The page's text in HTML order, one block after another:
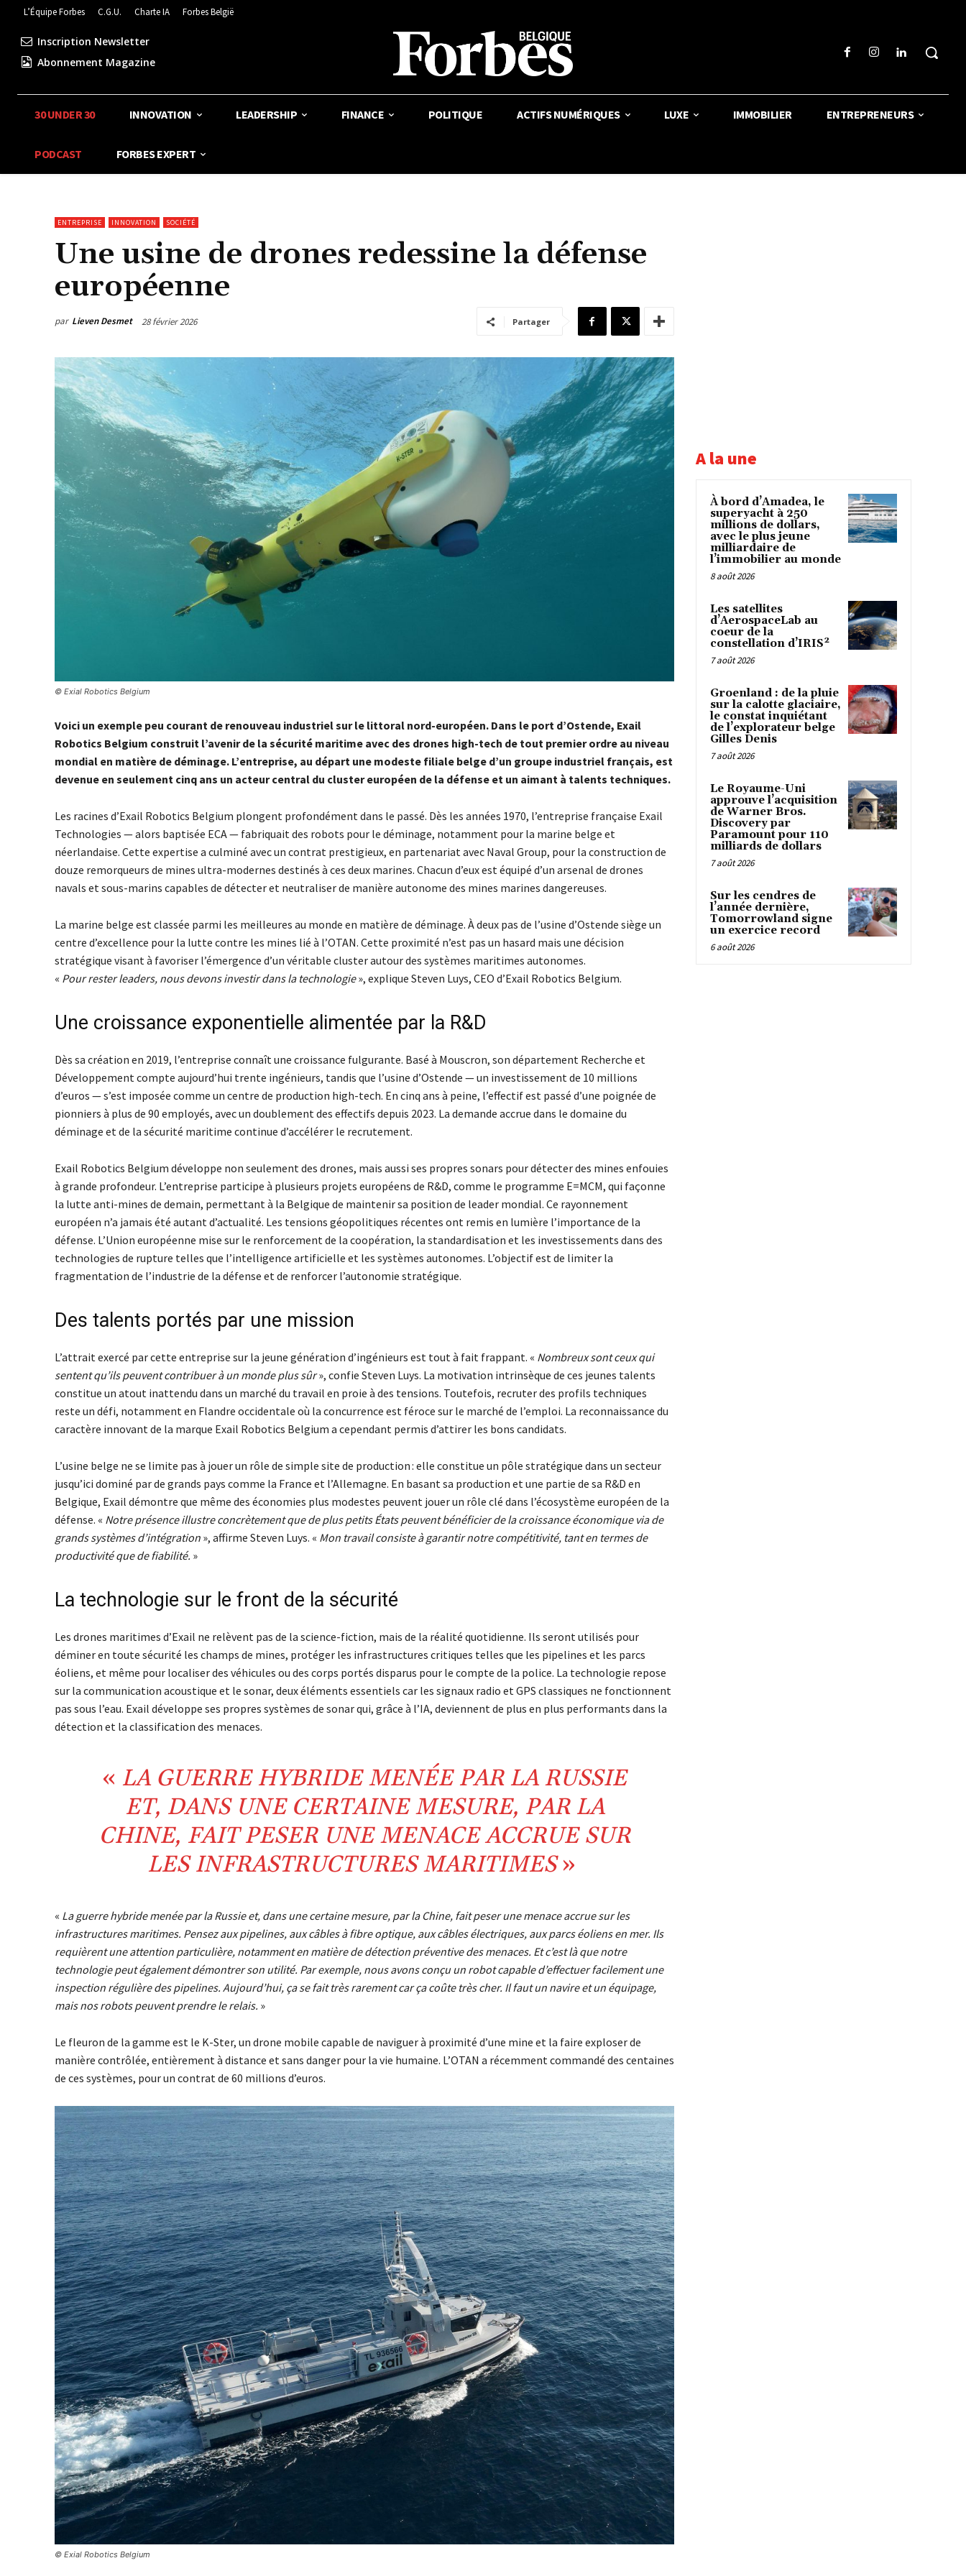
L’Équipe Forbes C.G.U. Charte IA Forbes België
Inscription Newsletter
Abonnement Magazine
30 UNDER 30 INNOVATION LEADERSHIP FINANCE POLITIQUE ACTIFS NUMÉRIQUES LUXE IMMOBILIER ENTREPRENEURS
PODCAST FORBES EXPERT
ENTREPRISE INNOVATION SOCIÉTÉ
Une usine de drones redessine la défense
européenne
par Lieven Desmet 28 février 2026 Partager
© Exial Robotics Belgium
Voici un exemple peu courant de renouveau industriel sur le littoral nord-européen. Dans le port d’Ostende, Exail
Robotics Belgium construit l’avenir de la sécurité maritime avec des drones high-tech de tout premier ordre au niveau
mondial en matière de déminage. L’entreprise, au départ une modeste filiale belge d’un groupe industriel français, est
devenue en seulement cinq ans un acteur central du cluster européen de la défense et un aimant à talents techniques.
Les racines d’Exail Robotics Belgium plongent profondément dans le passé. Dès les années 1970, l’entreprise française Exail
Technologies — alors baptisée ECA — fabriquait des robots pour le déminage, notamment pour la marine belge et
néerlandaise. Cette expertise a culminé avec un contrat prestigieux, en partenariat avec Naval Group, pour la construction de
douze remorqueurs de mines ultra-modernes destinés à ces deux marines. Chacun d’eux est équipé d’un arsenal de drones
navals et sous-marins capables de détecter et neutraliser de manière autonome des mines marines dangereuses.
La marine belge est classée parmi les meilleures au monde en matière de déminage. À deux pas de l’usine d’Ostende siège un
centre d’excellence pour la lutte contre les mines lié à l’OTAN. Cette proximité n’est pas un hasard mais une décision
stratégique visant à favoriser l’émergence d’un véritable cluster autour des systèmes maritimes autonomes.
« Pour rester leaders, nous devons investir dans la technologie», explique Steven Luys, CEO d’Exail Robotics Belgium.
Une croissance exponentielle alimentée par la R&D
Dès sa création en 2019, l’entreprise connaît une croissance fulgurante. Basé à Mouscron, son département Recherche et
Développement compte aujourd’hui trente ingénieurs, tandis que l’usine d’Ostende — un investissement de 10 millions
d’euros — s’est imposée comme un centre de production high-tech. En cinq ans à peine, l’effectif est passé d’une poignée de
pionniers à plus de 90 employés, avec un doublement des effectifs depuis 2023. La demande accrue dans le domaine du
déminage et de la sécurité maritime continue d’accélérer le recrutement.
Exail Robotics Belgium développe non seulement des drones, mais aussi ses propres sonars pour détecter des mines enfouies
à grande profondeur. L’entreprise participe à plusieurs projets européens de R&D, comme le programme E=MCM, qui façonne
la lutte anti-mines de demain, permettant à la Belgique de maintenir sa position de leader mondial. Ce rayonnement
européen n’a jamais été autant d’actualité. Les tensions géopolitiques récentes ont remis en lumière l’importance de la
défense. L’Union européenne mise sur le renforcement de la coopération, la standardisation et les investissements dans des
technologies de rupture telles que l’intelligence artificielle et les systèmes autonomes. L’objectif est de limiter la
fragmentation de l’industrie de la défense et de renforcer l’autonomie stratégique.
Des talents portés par une mission
L’attrait exercé par cette entreprise sur la jeune génération d’ingénieurs est tout à fait frappant. « Nombreux sont ceux qui
sentent qu’ils peuvent contribuer à un monde plus sûr», confie Steven Luys. La motivation intrinsèque de ces jeunes talents
constitue un atout inattendu dans un marché du travail en proie à des tensions. Toutefois, recruter des profils techniques
reste un défi, notamment en Flandre occidentale où la concurrence est féroce sur le marché de l’emploi. La reconnaissance du
caractère innovant de la marque Exail Robotics Belgium a cependant permis d’attirer les bons candidats.
L’usine belge ne se limite pas à jouer un rôle de simple site de production : elle constitue un pôle stratégique dans un secteur
jusqu’ici dominé par de grands pays comme la France et l’Allemagne. En basant sa production et une partie de sa R&D en
Belgique, Exail démontre que même des économies plus modestes peuvent jouer un rôle clé dans l’écosystème européen de la
défense. « Notre présence illustre concrètement que de plus petits États peuvent bénéficier de la croissance économique via de
grands systèmes d’intégration », affirme Steven Luys. « Mon travail consiste à garantir notre compétitivité, tant en termes de
productivité que de fiabilité. »
La technologie sur le front de la sécurité
Les drones maritimes d’Exail ne relèvent pas de la science-fiction, mais de la réalité quotidienne. Ils seront utilisés pour
déminer en toute sécurité les champs de mines, protéger les infrastructures critiques telles que les pipelines et les parcs
éoliens, et même pour localiser des véhicules ou des corps portés disparus pour le compte de la police. La technologie repose
sur la communication acoustique et le sonar, deux éléments essentiels car les signaux radio et GPS classiques ne fonctionnent
pas sous l’eau. Exail développe ses propres systèmes de sonar qui, grâce à l’IA, deviennent de plus en plus performants dans la
détection et la classification des menaces.
« LA GUERRE HYBRIDEMENÉE PAR LARUSSIE
ET, DANS UNE CERTAINE MESURE, PAR LA
CHINE, FAIT PESER UNEMENACEACCRUE SUR
LESINFRASTRUCTURESMARITIMES»
« La guerre hybride menée par la Russie et, dans une certaine mesure, par la Chine, fait peser une menace accrue sur les
infrastructures maritimes. Pensez aux pipelines, aux câbles à fibre optique, aux câbles électriques, aux parcs éoliens en mer. Ils
requièrent une attention particulière, notamment en matière de détection préventive des menaces. Et c’est là que notre
technologie peut également démontrer son utilité. Par exemple, nous avons conçu un robot capable d’effectuer facilement une
inspection régulière des pipelines. Aujourd’hui, ça se fait très rarement car ça coûte très cher. Il faut un navire et un équipage,
mais nos robots peuvent prendre le relais. »
Le fleuron de la gamme est le K-Ster, un drone mobile capable de naviguer à proximité d’une mine et la faire exploser de
manière contrôlée, entièrement à distance et sans danger pour la vie humaine. L’OTAN a récemment commandé des centaines
de ces systèmes, pour un contrat de 60 millions d’euros.
© Exial Robotics Belgium
A la une
À bord d’Amadea, le
superyacht à 250
millions de dollars,
avec le plus jeune
milliardaire de
l’immobilier au monde
8 août 2026
Les satellites
d’AerospaceLab au
coeur de la
constellation d’IRIS²
7 août 2026
Groenland : de la pluie
sur la calotte glaciaire,
le constat inquiétant
de l’explorateur belge
Gilles Denis
7 août 2026
Le Royaume-Uni
approuve l’acquisition
de Warner Bros.
Discovery par
Paramount pour 110
milliards de dollars
7 août 2026
Sur les cendres de
l’année dernière,
Tomorrowland signe
un exercice record
6 août 2026